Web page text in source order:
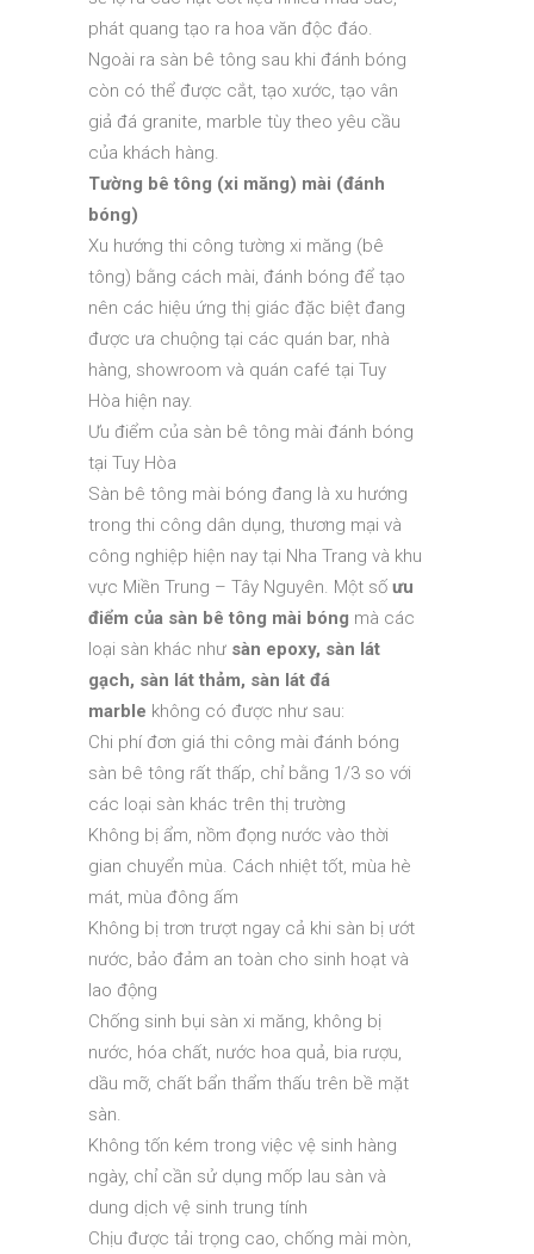
phát quang tạo ra hoa văn độc đáo.
Ngoài ra sàn bê tông sau khi đánh bóng
còn có thể được cắt, tạo xước, tạo vân
giả đá granite, marble tùy theo yêu cầu
của khách hàng.
Tường bê tông (xi măng) mài (đánh
bóng)
Xu hướng thi công tường xi măng (bê
tông) bằng cách mài, đánh bóng để tạo
nên các hiệu ứng thị giác đặc biệt đang
được ưa chuộng tại các quán bar, nhà
hàng, showroom và quán café tại Tuy
Hòa hiện nay.
Ưu điểm của sàn bê tông mài đánh bóng
tại Tuy Hòa
Sàn bê tông mài bóng đang là xu hướng
trong thi công dân dụng, thương mại và
công nghiệp hiện nay tại Nha Trang và khu
vực Miền Trung – Tây Nguyên. Một số ưu
điểm của sàn bê tông mài bóng mà các
loại sàn khác như sàn epoxy, sàn lát
gạch, sàn lát thảm, sàn lát đá
marble không có được như sau:
Chi phí đơn giá thi công mài đánh bóng
sàn bê tông rất thấp, chỉ bằng 1/3 so với
các loại sàn khác trên thị trường
Không bị ẩm, nồm đọng nước vào thời
gian chuyển mùa. Cách nhiệt tốt, mùa hè
mát, mùa đông ấm
Không bị trơn trượt ngay cả khi sàn bị ướt
nước, bảo đảm an toàn cho sinh hoạt và
lao động
Chống sinh bụi sàn xi măng, không bị
nước, hóa chất, nước hoa quả, bia rượu,
dầu mỡ, chất bẩn thẩm thấu trên bề mặt
sàn.
Không tốn kém trong việc vệ sinh hàng
ngày, chỉ cần sử dụng mốp lau sàn và
dung dịch vệ sinh trung tính
Chịu được tải trọng cao, chống mài mòn,